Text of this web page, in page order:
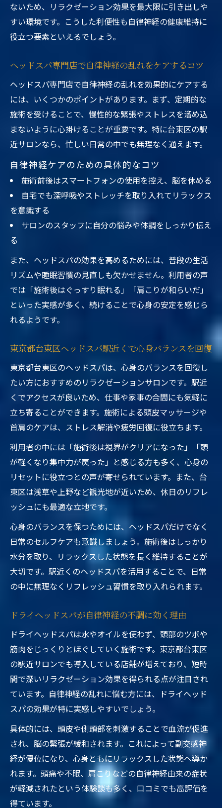
ないため、リラクゼーション効果を最大限に引き出しや
すい環境です。こうした利便性も自律神経の健康維持に
役立つ要素といえるでしょう。
ヘッドスパ専門店で自律神経の乱れをケアするコツ
ヘッドスパ専門店で自律神経の乱れを効果的にケアする
には、いくつかのポイントがあります。まず、定期的な
施術を受けることで、慢性的な緊張やストレスを溜め込
まないように心掛けることが重要です。特に台東区の駅
近サロンなら、忙しい日常の中でも無理なく通えます。
自律神経ケアのための具体的なコツ
施術前後はスマートフォンの使用を控え、脳を休める
自宅でも深呼吸やストレッチを取り入れてリラックス
を意識する
サロンのスタッフに自分の悩みや体調をしっかり伝え
る
また、ヘッドスパの効果を高めるためには、普段の生活
リズムや睡眠習慣の見直しも欠かせません。利用者の声
では「施術後はぐっすり眠れる」「肩こりが和らいだ」
といった実感が多く、続けることで心身の安定を感じら
れるようです。
東京都台東区ヘッドスパ駅近くで心身バランスを回復
東京都台東区のヘッドスパは、心身のバランスを回復し
たい方におすすめのリラクゼーションサロンです。駅近
くでアクセスが良いため、仕事や家事の合間にも気軽に
立ち寄ることができます。施術による頭皮マッサージや
首肩のケアは、ストレス解消や疲労回復に役立ちます。
利用者の中には「施術後は視界がクリアになった」「頭
が軽くなり集中力が戻った」と感じる方も多く、心身の
リセットに役立つとの声が寄せられています。また、台
東区は浅草や上野など観光地が近いため、休日のリフレ
ッシュにも最適な立地です。
心身のバランスを保つためには、ヘッドスパだけでなく
日常のセルフケアも意識しましょう。施術後はしっかり
水分を取り、リラックスした状態を長く維持することが
大切です。駅近くのヘッドスパを活用することで、日常
の中に無理なくリフレッシュ習慣を取り入れられます。
ドライヘッドスパが自律神経の不調に効く理由
ドライヘッドスパは水やオイルを使わず、頭部のツボや
筋肉をじっくりとほぐしていく施術です。東京都台東区
の駅近サロンでも導入している店舗が増えており、短時
間で深いリラクゼーション効果を得られる点が注目され
ています。自律神経の乱れに悩む方には、ドライヘッド
スパの効果が特に実感しやすいでしょう。
具体的には、頭皮や側頭部を刺激することで血流が促進
され、脳の緊張が緩和されます。これによって副交感神
経が優位になり、心身ともにリラックスした状態へ導か
れます。頭痛や不眠、肩こりなどの自律神経由来の症状
が軽減されたという体験談も多く、口コミでも高評価を
得ています。